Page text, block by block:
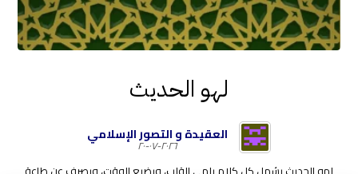
لهو الحديث
العقيدة و التصور الإسلامي
٢٠٢٦-٠٧-٢٠